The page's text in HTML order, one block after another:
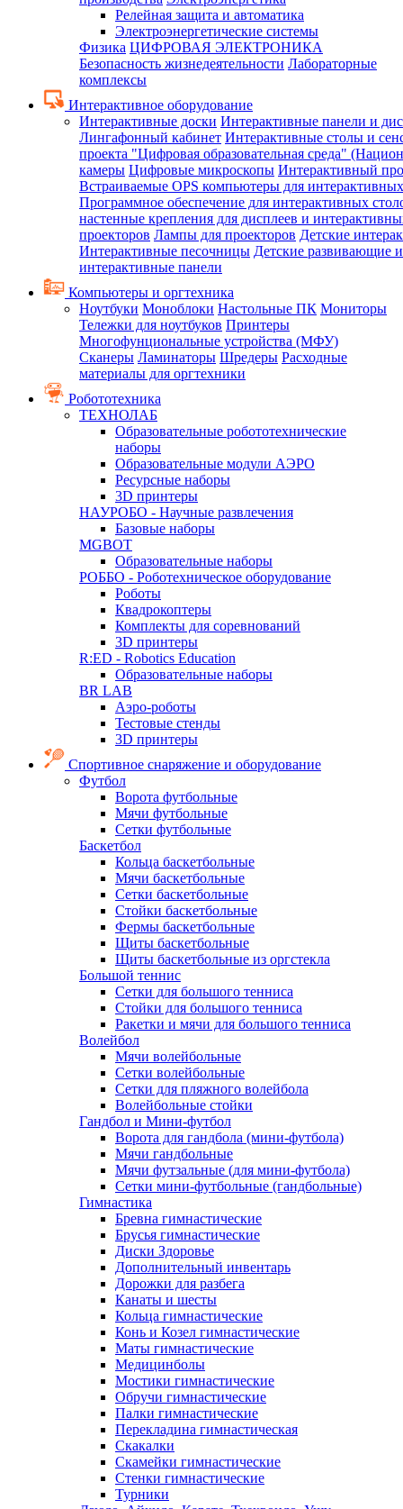
Релейная защита и автоматика
Электроэнергетические системы
Физика ЦИФРОВАЯ ЭЛЕКТРОНИКА
Безопасность жизнедеятельности Лабораторные
комплексы
Интерактивное оборудование
Интерактивные доски Интерактивные панели и
Лингафонный кабинет Интерактивные столы и
проекта "Цифровая образовательная среда"
камеры Цифровые микроскопы Интерактивный
Встраиваемые OPS компьютеры для
Программное обеспечение для интерактивных
настенные крепления для дисплеев и
проекторов Лампы для проекторов Детские
Интерактивные песочницы Детские развивающие
интерактивные панели
Компьютеры и оргтехника
Ноутбуки Моноблоки Настольные ПК Мониторы
Тележки для ноутбуков Принтеры
Многофунциональные устройства (МФУ)
Сканеры Ламинаторы Шредеры Расходные
материалы для оргтехники
Робототехника
ТЕХНОЛАБ
Образовательные робототехнические
наборы
Образовательные модули АЭРО
Ресурсные наборы
3D принтеры
НАУРОБО - Научные развлечения
Базовые наборы
MGBOT
Образовательные наборы
РОББО - Роботехническое оборудование
Роботы
Квадрокоптеры
Комплекты для соревнований
3D принтеры
R:ED - Robotics Education
Образовательные наборы
BR LAB
Аэро-роботы
Тестовые стенды
3D принтеры
Спортивное снаряжение и оборудование
Футбол
Ворота футбольные
Мячи футбольные
Сетки футбольные
Баскетбол
Кольца баскетбольные
Мячи баскетбольные
Сетки баскетбольные
Стойки баскетбольные
Фермы баскетбольные
Щиты баскетбольные
Щиты баскетбольные из оргстекла
Большой теннис
Сетки для большого тенниса
Стойки для большого тенниса
Ракетки и мячи для большого тенниса
Волейбол
Мячи волейбольные
Сетки волейбольные
Сетки для пляжного волейбола
Волейбольные стойки
Гандбол и Мини-футбол
Ворота для гандбола (мини-футбола)
Мячи гандбольные
Мячи футзальные (для мини-футбола)
Сетки мини-футбольные (гандбольные)
Гимнастика
Бревна гимнастические
Брусья гимнастические
Диски Здоровье
Дополнительный инвентарь
Дорожки для разбега
Канаты и шесты
Кольца гимнастические
Конь и Козел гимнастические
Маты гимнастические
Медицинболы
Мостики гимнастические
Обручи гимнастические
Палки гимнастические
Перекладина гимнастическая
Скакалки
Скамейки гимнастические
Стенки гимнастические
Турники